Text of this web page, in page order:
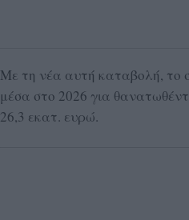
Με τη νέα αυτή καταβολή, το
μέσα στο 2026 για
26,3 εκατ. ευρώ.